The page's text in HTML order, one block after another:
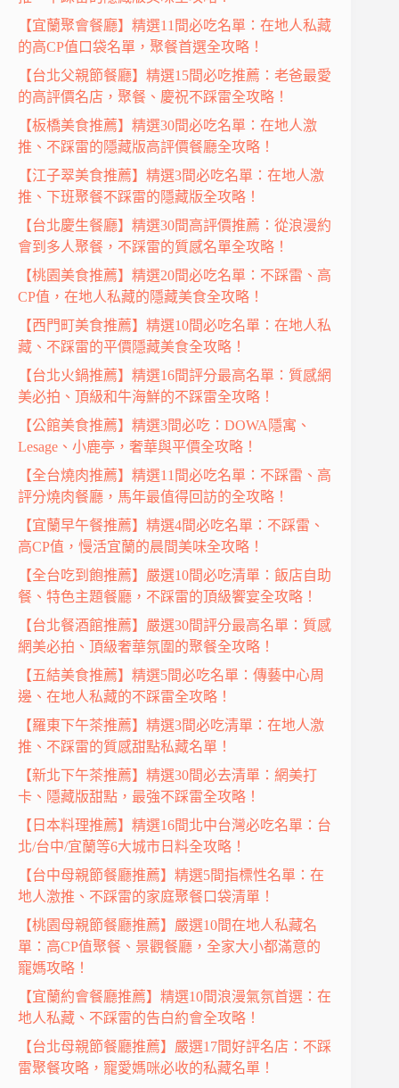
【宜蘭聚會餐廳】精選11間必吃名單：在地人私藏
的高CP值口袋名單，聚餐首選全攻略！
【台北父親節餐廳】精選15間必吃推薦：老爸最愛
的高評價名店，聚餐、慶祝不踩雷全攻略！
【板橋美食推薦】精選30間必吃名單：在地人激
推、不踩雷的隱藏版高評價餐廳全攻略！
【江子翠美食推薦】精選3間必吃名單：在地人激
推、下班聚餐不踩雷的隱藏版全攻略！
【台北慶生餐廳】精選30間高評價推薦：從浪漫約
會到多人聚餐，不踩雷的質感名單全攻略！
【桃園美食推薦】精選20間必吃名單：不踩雷、高
CP值，在地人私藏的隱藏美食全攻略！
【西門町美食推薦】精選10間必吃名單：在地人私
藏、不踩雷的平價隱藏美食全攻略！
【台北火鍋推薦】精選16間評分最高名單：質感網
美必拍、頂級和牛海鮮的不踩雷全攻略！
【公館美食推薦】精選3間必吃：DOWA隱寓、
Lesage、小鹿亭，奢華與平價全攻略！
【全台燒肉推薦】精選11間必吃名單：不踩雷、高
評分燒肉餐廳，馬年最值得回訪的全攻略！
【宜蘭早午餐推薦】精選4間必吃名單：不踩雷、
高CP值，慢活宜蘭的晨間美味全攻略！
【全台吃到飽推薦】嚴選10間必吃清單：飯店自助
餐、特色主題餐廳，不踩雷的頂級饗宴全攻略！
【台北餐酒館推薦】嚴選30間評分最高名單：質感
網美必拍、頂級奢華氛圍的聚餐全攻略！
【五結美食推薦】精選5間必吃名單：傳藝中心周
邊、在地人私藏的不踩雷全攻略！
【羅東下午茶推薦】精選3間必吃清單：在地人激
推、不踩雷的質感甜點私藏名單！
【新北下午茶推薦】精選30間必去清單：網美打
卡、隱藏版甜點，最強不踩雷全攻略！
【日本料理推薦】精選16間北中台灣必吃名單：台
北/台中/宜蘭等6大城市日料全攻略！
【台中母親節餐廳推薦】精選5間指標性名單：在
地人激推、不踩雷的家庭聚餐口袋清單！
【桃園母親節餐廳推薦】嚴選10間在地人私藏名
單：高CP值聚餐、景觀餐廳，全家大小都滿意的
寵媽攻略！
【宜蘭約會餐廳推薦】精選10間浪漫氣氛首選：在
地人私藏、不踩雷的告白約會全攻略！
【台北母親節餐廳推薦】嚴選17間好評名店：不踩
雷聚餐攻略，寵愛媽咪必收的私藏名單！